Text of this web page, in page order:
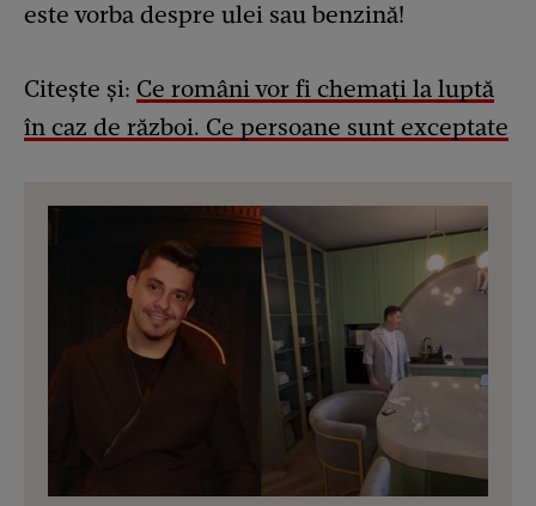
este vorba despre ulei sau benzină!
Citește și: Ce români vor fi chemați la luptă
în caz de război. Ce persoane sunt exceptate